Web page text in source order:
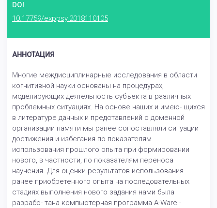
DOI
10.17759/exppsy.2018110105
АННОТАЦИЯ
Многие междисциплинарные исследования в области
когнитивной науки основаны на процедурах,
моделирующих деятельность субъекта в различных
проблемных ситуациях. На основе наших и имею- щихся
в литературе данных и представлений о доменной
организации памяти мы ранее сопоставляли ситуации
достижения и избегания по показателям
использования прошлого опыта при формировании
нового, в частности, по показателям переноса
научения. Для оценки результатов использования
ранее приобретенного опыта на последовательных
стадиях выполнения нового задания нами была
разрабо- тана компьютерная программа A-Ware -